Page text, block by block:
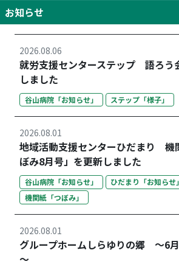
お知らせ
2026.08.06
就労支援センターステップ 語ろう
しました
谷山病院「お知らせ」 ステップ「様子」
2026.08.01
地域活動支援センターひだまり 機
ぼみ8月号」を更新しました
谷山病院「お知らせ」
ひだまり「お知らせ」
機関紙「つぼみ」
2026.08.01
グループホームしらゆりの郷 ～6
～